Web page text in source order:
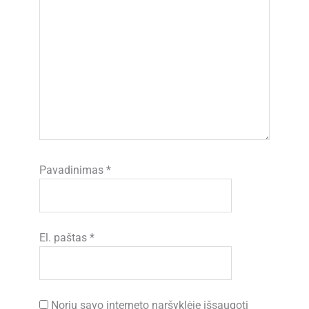
Pavadinimas*
El. paštas*
Noriu savo interneto naršyklėje išsaugoti